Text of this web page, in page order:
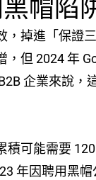
帽陷
掉進「保證
但 2024 年
企業來說，
可能需要
年因聘用黑